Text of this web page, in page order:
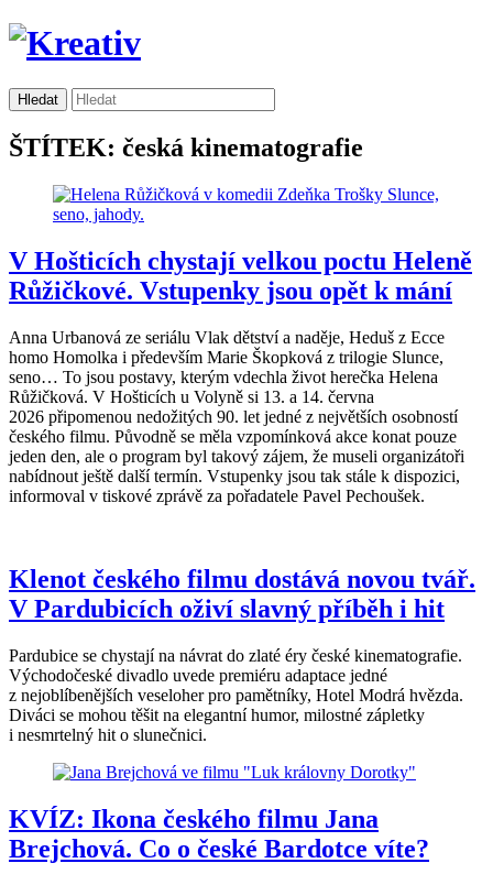
ŠTÍTEK: česká kinematografie
V Hošticích chystají velkou poctu Heleně
Růžičkové. Vstupenky jsou opět k mání
Anna Urbanová ze seriálu Vlak dětství a naděje, Heduš z Ecce
homo Homolka i především Marie Škopková z trilogie Slunce,
seno… To jsou postavy, kterým vdechla život herečka Helena
Růžičková. V Hošticích u Volyně si 13. a 14. června
2026 připomenou nedožitých 90. let jedné z největších osobností
českého filmu. Původně se měla vzpomínková akce konat pouze
jeden den, ale o program byl takový zájem, že museli organizátoři
nabídnout ještě další termín. Vstupenky jsou tak stále k dispozici,
informoval v tiskové zprávě za pořadatele Pavel Pechoušek.
Klenot českého filmu dostává novou tvář.
V Pardubicích oživí slavný příběh i hit
Pardubice se chystají na návrat do zlaté éry české kinematografie.
Východočeské divadlo uvede premiéru adaptace jedné
z nejoblíbenějších veseloher pro pamětníky, Hotel Modrá hvězda.
Diváci se mohou těšit na elegantní humor, milostné zápletky
i nesmrtelný hit o slunečnici.
KVÍZ: Ikona českého filmu Jana
Brejchová. Co o české Bardotce víte?